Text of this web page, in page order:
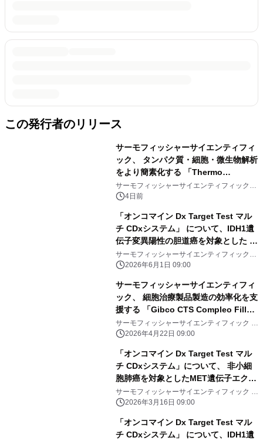
この発行者のリリース
サーモフィッシャーサイエンティフィ
ック、 タンパク質・細胞・微生物解析
をより簡素化する 「Thermo
Scientific Multiskan Ease 吸光マイ
クロプレートリーダー」を販売開始
サーモフィッシャーサイエンティフィック
ジャパングループ
4日前
「オンコマイン Dx Target Test マル
チ CDxシステム」 について、IDH1遺
伝子変異陽性の胆道癌を対象とした コ
ンパニオン診断システムとして保険適
用
サーモフィッシャーサイエンティフィック
ジャパングループ
2026年6月1日 09:00
サーモフィッシャーサイエンティフィ
ック、 細胞治療製品製造の効率化を支
援する 「Gibco CTS Compleo Fill
and Finish System」を発表 閉鎖系
の自動化システムにより、安定した製
サーモフィッシャーサイエンティフィック ジ
ャパングループ
2026年4月22日 09:00
「オンコマイン Dx Target Test マル
チ CDxシステム」について、 非小細
胞肺癌を対象としたMET遺伝子エクソ
ン14スキッピング変異 に対する「グ
マロンチニブ水和物」の コンパニオン
取得
サーモフィッシャーサイエンティフィック ジ
ャパングループ
2026年3月16日 09:00
「オンコマイン Dx Target Test マル
チ CDxシステム」 について、IDH1遺